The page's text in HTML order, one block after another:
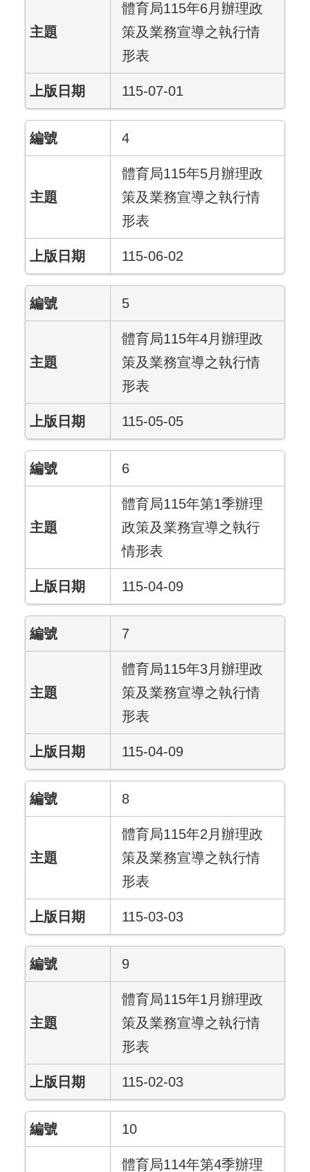
體育局115年6月辦理政
策及業務宣導之執行情
形表
115-07-01
4
體育局115年5月辦理政
策及業務宣導之執行情
形表
115-06-02
5
體育局115年4月辦理政
策及業務宣導之執行情
形表
115-05-05
6
體育局115年第1季辦理
政策及業務宣導之執行
情形表
115-04-09
7
體育局115年3月辦理政
策及業務宣導之執行情
形表
115-04-09
8
體育局115年2月辦理政
策及業務宣導之執行情
形表
115-03-03
9
體育局115年1月辦理政
策及業務宣導之執行情
形表
115-02-03
10
體育局114年第4季辦理